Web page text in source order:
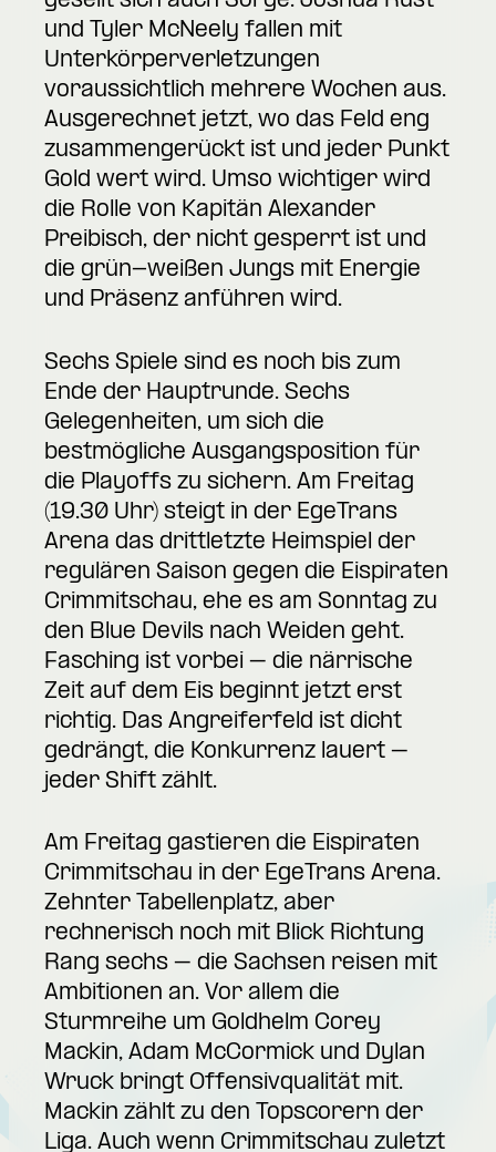
und Tyler McNeely fallen mit
Unterkörperverletzungen
voraussichtlich mehrere Wochen aus.
Ausgerechnet jetzt, wo das Feld eng
zusammengerückt ist und jeder Punkt
Gold wert wird. Umso wichtiger wird
die Rolle von Kapitän Alexander
Preibisch, der nicht gesperrt ist und
die grün-weißen Jungs mit Energie
und Präsenz anführen wird.
Sechs Spiele sind es noch bis zum
Ende der Hauptrunde. Sechs
Gelegenheiten, um sich die
bestmögliche Ausgangsposition für
die Playoffs zu sichern. Am Freitag
(19.30 Uhr) steigt in der EgeTrans
Arena das drittletzte Heimspiel der
regulären Saison gegen die Eispiraten
Crimmitschau, ehe es am Sonntag zu
den Blue Devils nach Weiden geht.
Fasching ist vorbei – die närrische
Zeit auf dem Eis beginnt jetzt erst
richtig. Das Angreiferfeld ist dicht
gedrängt, die Konkurrenz lauert –
jeder Shift zählt.
Am Freitag gastieren die Eispiraten
Crimmitschau in der EgeTrans Arena.
Zehnter Tabellenplatz, aber
rechnerisch noch mit Blick Richtung
Rang sechs – die Sachsen reisen mit
Ambitionen an. Vor allem die
Sturmreihe um Goldhelm Corey
Mackin, Adam McCormick und Dylan
Wruck bringt Offensivqualität mit.
Mackin zählt zu den Topscorern der
Liga. Auch wenn Crimmitschau zuletzt